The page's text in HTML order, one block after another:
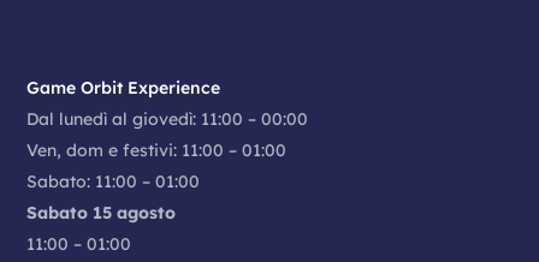
Game Orbit Experience
Dal lunedì al giovedì: 11:00 – 00:00
Ven, dom e festivi: 11:00 – 01:00
Sabato: 11:00 – 01:00
Sabato 15 agosto
11:00 – 01:00